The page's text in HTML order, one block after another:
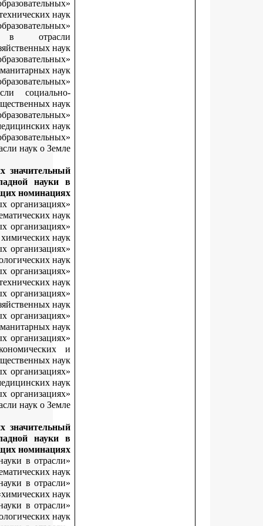
«Лучший начинающий исследователь в
организациях высшего образования в отрасли технических
«Лучший начинающий исследователь в
организациях высшего образования в
«Лучший начинающий исследователь в
организациях высшего образования в отрасли гуманитарных
«Лучший начинающий исследователь в
организациях высшего образования в отрасли
«Лучший начинающий исследователь в
организациях высшего образования в отрасли медицинских
«Лучший начинающий исследователь в
организациях высшего образования в отрасли наук о
За результаты научных исследований, внесших
вклад в развитие фундаментальной и прикладной
«Лучший молодой исследователь в образовательных
высшего образования в отрасли физико-математических
«Лучший молодой исследователь в образовательных
«Лучший молодой исследователь в образовательных
высшего образования в отрасли биологических
«Лучший молодой исследователь в образовательных
«Лучший молодой исследователь в образовательных
высшего образования в отрасли сельскохозяйственных
«Лучший молодой исследователь в образовательных
высшего образования в отрасли гуманитарных
«Лучший молодой исследователь в образовательных
высшего образования в отрасли социально-
«Лучший молодой исследователь в образовательных
«Лучший молодой исследователь в образовательных
За результаты научных исследований, внесших
вклад в развитие фундаментальной и прикладной
«Лучший молодой исследователь в организациях науки в
«Лучший молодой исследователь в организациях науки в
«Лучший молодой исследователь в организациях науки в